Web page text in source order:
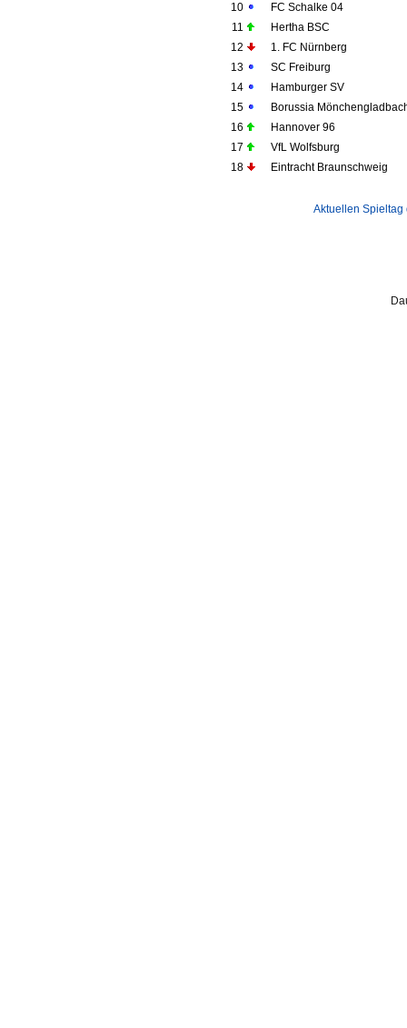
10
FC Schalke 04
11
Hertha BSC
12
1. FC Nürnberg
13
SC Freiburg
14
Hamburger SV
15
Borussia
16
Hannover 96
17
VfL Wolfsburg
18
Eintracht Braunschweig
Aktuellen Spieltag